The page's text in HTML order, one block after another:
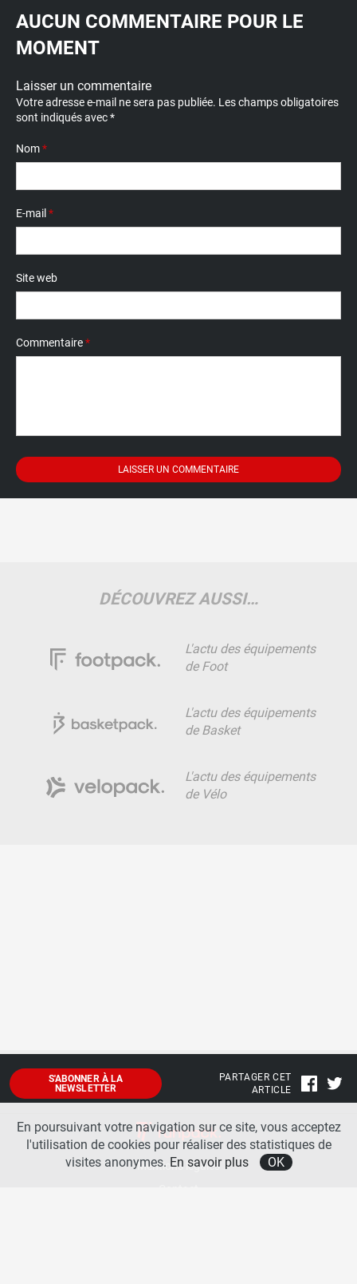
AUCUN COMMENTAIRE POUR LE
MOMENT
Laisser un commentaire
Votre adresse e-mail ne sera pas publiée. Les champs obligatoires
sont indiqués avec*
Nom*
E-mail *
Site web
Commentaire*
DÉCOUVREZ AUSSI…
L'actu des équipements
de Foot
L'actu des équipements
de Basket
L'actu des équipements
de Vélo
S'ABONNER À LA
NEWSLETTER
PARTAGER CET
ARTICLE
Mentions légales
En poursuivant votre navigation sur ce site, vous acceptez
l'utilisation de cookies pour réaliser des statistiques de
visites anonymes. En savoir plus OK